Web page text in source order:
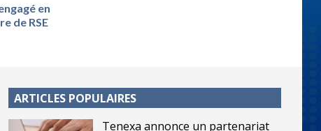
en
de RSE
ARTICLES POPULAIRES
Tenexa annonce un partenariat